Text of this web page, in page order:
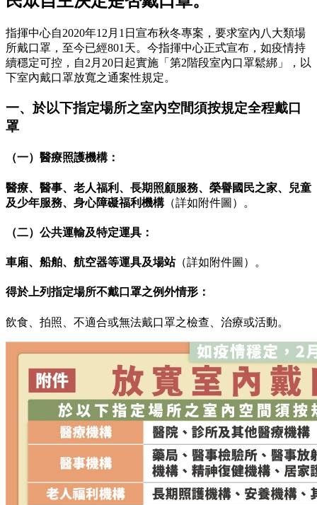
指揮中心自2020年12月1日宣布秋冬專案，要求室內八大類場
所戴口罩，至今已經801天。今指揮中心正式宣布，如疫情持
續穩定可控，自2月20日起實施「第2階段室內口罩鬆綁」，以
下室內戴口罩放寬之通案性規定。
一、於以下指定場所之室內空間須按規定全程戴口
罩
（一）醫療照護機構：
醫療、醫事、老人福利、長期照顧服務、榮譽國民之家、兒童
及少年服務、身心障礙福利機構（詳如附件圖）。
（二）公共運輸及特定運具：
車廂、船舶、航空器等運具及場站（詳如附件圖）。
得於上列指定場所不戴口罩之例外情形：
飲食、拍照、不適合或無法戴口罩之檢查、治療或活動。